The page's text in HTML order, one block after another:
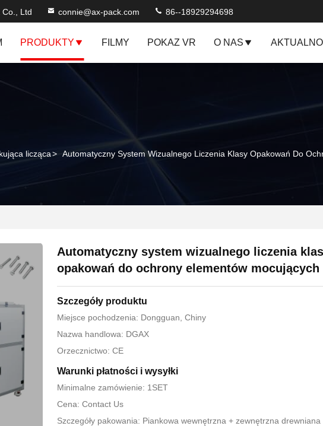
Co., Ltd connie@ax-pack.com 86--18929294698
PRODUKTY FILMY POKAZ VR O NAS
licząca> Automatyczny System Wizualnego Liczenia Klasy Opakowań Do
Automatyczny system wizualnego liczenia
opakowań do ochrony elementów mocujących
Szczegóły produktu
Miejsce pochodzenia: Dongguan, Chiny
Nazwa handlowa: DGAX
Orzecznictwo: CE
Warunki płatności i wysyłki
Minimalne zamówienie: 1SET
Cena: Contact Us
Szczegóły pakowania: Piankowa wewnętrzna + zewnętrzna